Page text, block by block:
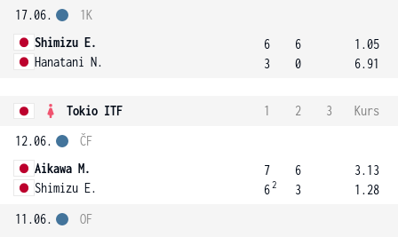
17.06.
Shimizu E.
Hanatani N.
1K
6
3
6
0
1.05
6.91
Tokio ITF 1 2 3
Kurs
12.06.
Aikawa M.
Shimizu E.
ČF
7
62
6
3
3.13
1.28
11.06.
OF